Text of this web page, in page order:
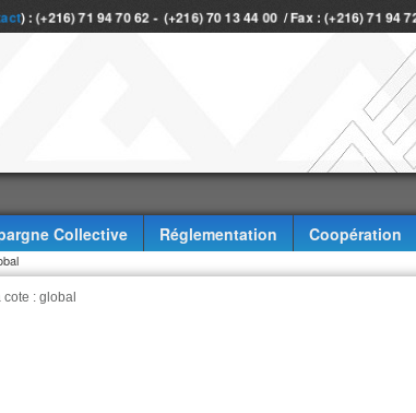
) : (+216) 71 94 70 62 - (+216) 70 13 44 00 / Fax : (+216) 71 94
Collective Réglementation Coopération
cote : global